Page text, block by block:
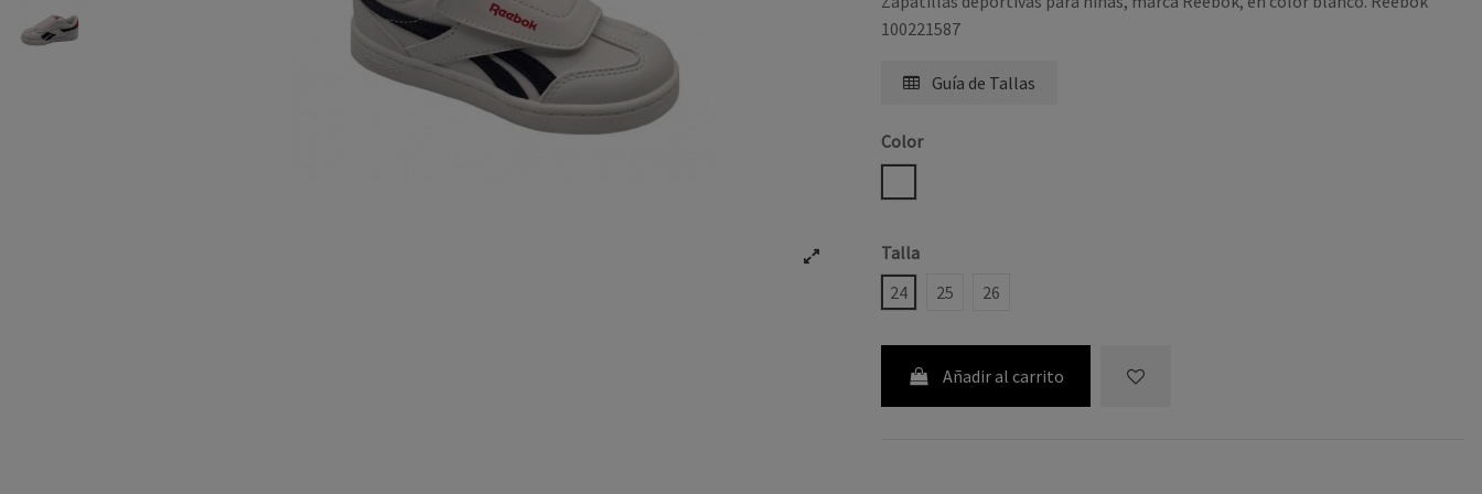
100221587
Guía de Tallas
Color
Talla
24
25 26
Añadir al carrito